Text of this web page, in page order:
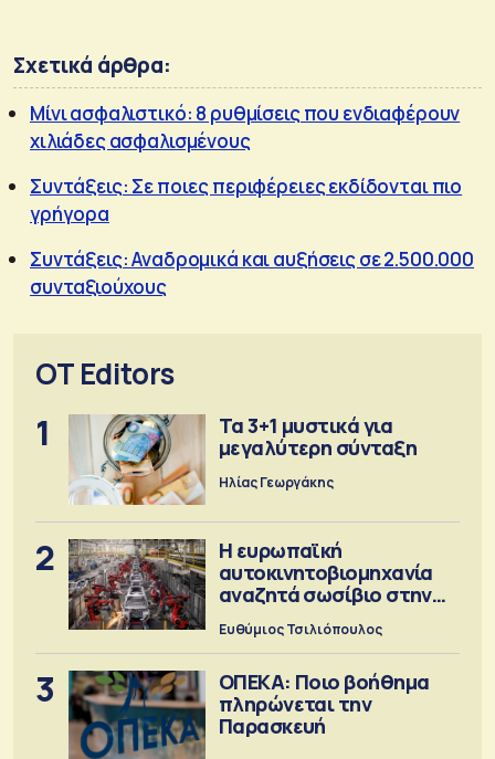
Σχετικά άρθρα:
Μίνι ασφαλιστικό: 8 ρυθμίσεις που ενδιαφέρουν
χιλιάδες ασφαλισμένους
Συντάξεις: Σε ποιες περιφέρειες εκδίδονται πιο
γρήγορα
Συντάξεις: Αναδρομικά και αυξήσεις σε 2.500.000
συνταξιούχους
OT Editors
1
Τα 3+1 μυστικά για
μεγαλύτερη σύνταξη
Ηλίας Γεωργάκης
2
Η ευρωπαϊκή
αυτοκινητοβιομηχανία
αναζητά σωσίβιο στην
Κίνα
Ευθύμιος Τσιλιόπουλος
3
ΟΠΕΚΑ: Ποιο βοήθημα
πληρώνεται την
Παρασκευή